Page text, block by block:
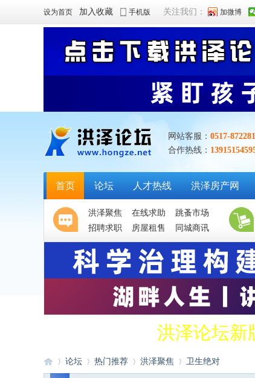
设为首页 加入收藏 手机版 关注我们： 加微博
网站客服： 0517-
合作热线：
首页 论坛 人才热线 洪泽房产网
洪泽聚焦 在线求助
跳蚤市场
招聘求职
房屋租售 同城商讯
洪泽论坛新
论坛 热门推荐 洪泽聚焦 卫生绝对